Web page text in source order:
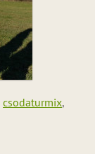
csodaturmix,